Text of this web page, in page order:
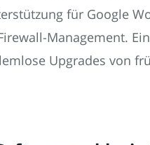
für Google
Management.
Upgrades von